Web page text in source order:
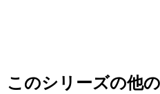
このシリーズの他